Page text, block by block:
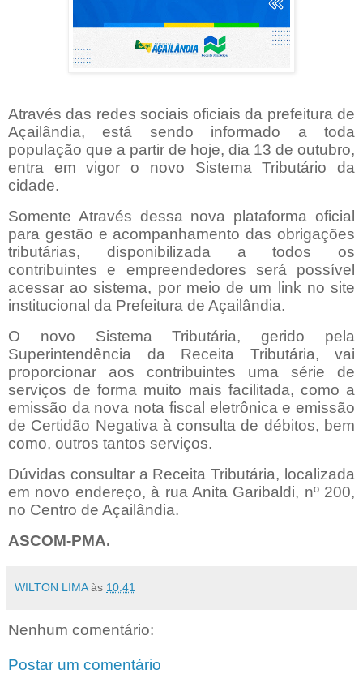
Através das redes sociais oficiais da prefeitura de
Açailândia, está sendo informado a toda
população que a partir de hoje, dia 13 de outubro,
entra em vigor o novo Sistema Tributário da
cidade.
Somente Através dessa nova plataforma oficial
para gestão e acompanhamento das obrigações
tributárias, disponibilizada a todos os
contribuintes e empreendedores será possível
acessar ao sistema, por meio de um link no site
institucional da Prefeitura de Açailândia.
O novo Sistema Tributária, gerido pela
Superintendência da Receita Tributária, vai
proporcionar aos contribuintes uma série de
serviços de forma muito mais facilitada, como a
emissão da nova nota fiscal eletrônica e emissão
de Certidão Negativa à consulta de débitos, bem
como, outros tantos serviços.
Dúvidas consultar a Receita Tributária, localizada
em novo endereço, à rua Anita Garibaldi, nº 200,
no Centro de Açailândia.
ASCOM-PMA.
WILTON LIMA às 10:41
Nenhum comentário:
Postar um comentário